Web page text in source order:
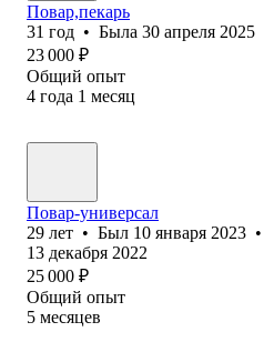
Повар,пекарь
31 год • Была 30 апреля 2025
23 000 ₽
Общий опыт
4 года 1 месяц
Повар-универсал
29 лет • Был 10 января 2023 •
13 декабря 2022
25 000 ₽
Общий опыт
5 месяцев